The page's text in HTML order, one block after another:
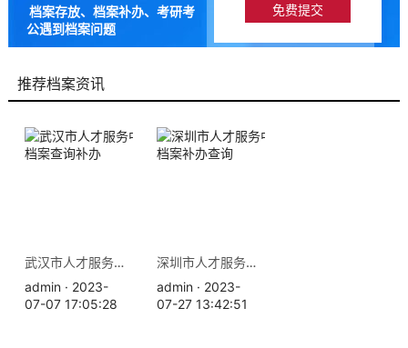
档案存放、档案补办、考研考
公遇到档案问题
推荐档案资讯
武汉市人才服务中心地址 档案查询补办
admin · 2023-
07-07 17:05:28
深圳市人才服务中心地址 档案补办查询
admin · 2023-
07-27 13:42:51